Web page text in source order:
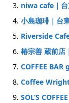
niwa cafe｜
小島珈琲｜台
Riverside
椿宗善 蔵前店
COFFEE BAR
Coffee
SOL’S